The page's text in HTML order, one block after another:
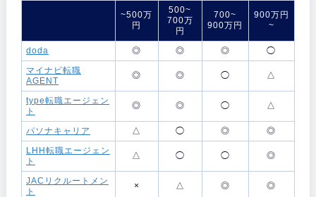
~500万
円
500~
700万
円
700~
900万円
900万円
~
doda ◎ ◎ ◎
◯
マイナビ転職
AGENT
◎ ◎ ◯ △
type転職エージェン
ト
◎ ◎ ◯ △
パソナキャリア △ ◯ ◎
◎
LHH転職エージェン
ト
△ ◯ ◯ ◎
JACリクルートメン
ト
× △ ◎ ◎